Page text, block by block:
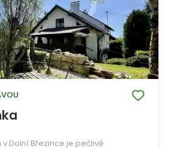
v Dolní Březince je pečlivě